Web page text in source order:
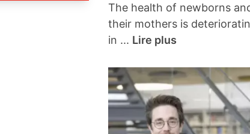
The health of newborns
their mothers is
in ... Lire plus